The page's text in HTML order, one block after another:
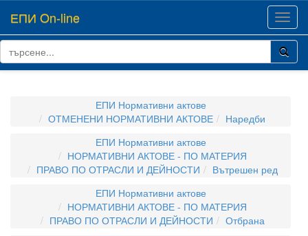
ЕПИ On-line
ЕПИ Нормативни актове
ОТМЕНЕНИ НОРМАТИВНИ АКТОВЕ
Наредби
ЕПИ Нормативни актове
НОРМАТИВНИ АКТОВЕ - ПО МАТЕРИЯ
ПРАВО ПО ОТРАСЛИ И ДЕЙНОСТИ
Вътрешен ред
ЕПИ Нормативни актове
НОРМАТИВНИ АКТОВЕ - ПО МАТЕРИЯ
ПРАВО ПО ОТРАСЛИ И ДЕЙНОСТИ
Отбрана